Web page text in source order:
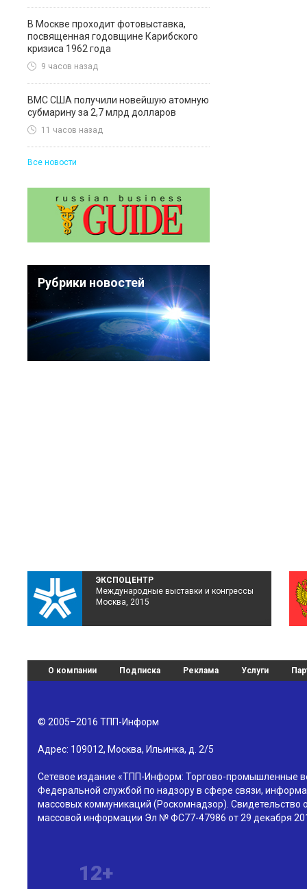
В Москве проходит фотовыставка,
посвященная годовщине Карибского
кризиса 1962 года
9 часов назад
ВМС США получили новейшую атомную
субмарину за 2,7 млрд долларов
11 часов назад
Все новости
Рубрики новостей
ЭКСПОЦЕНТР
Международные выставки и конгрессы
Москва, 2015
О компании Подписка Реклама Услуги
© 2005–2016 ТПП-Информ
Адрес: 109012, Москва, Ильинка, д. 2/5
Сетевое издание «ТПП-Информ: Торгово-промышленные
Федеральной службой по надзору в сфере связи,
массовых коммуникаций (Роскомнадзор). Свидетельство
массовой информации Эл № ФС77-47986 от 29 декабря
12+